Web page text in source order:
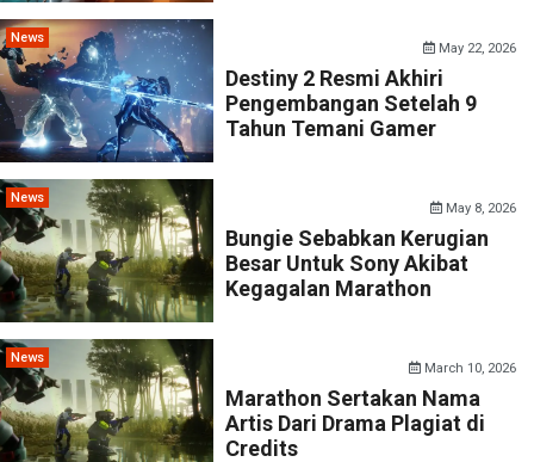
News
May 22, 2026
Destiny 2 Resmi Akhiri
Pengembangan Setelah 9
Tahun Temani Gamer
News
May 8, 2026
Bungie Sebabkan Kerugian
Besar Untuk Sony Akibat
Kegagalan Marathon
News
March 10, 2026
Marathon Sertakan Nama
Artis Dari Drama Plagiat di
Credits